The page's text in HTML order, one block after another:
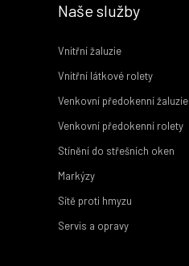
Naše služby
Vnitřní žaluzie
Vnitřní látkové rolety
Venkovní předokenní žaluzie
Venkovní předokenní rolety
Stínění do střešních oken
Markýzy
Sítě proti hmyzu
Servis a opravy